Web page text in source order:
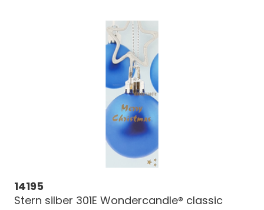
14195
Stern silber 301E Wondercandle® classic